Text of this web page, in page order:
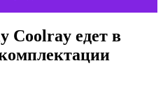
Coolray едет в